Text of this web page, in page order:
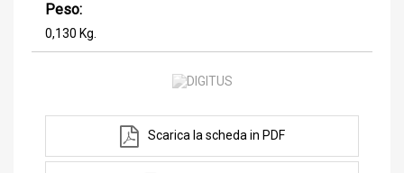
Peso:
0,130 Kg.
Scarica la scheda in PDF